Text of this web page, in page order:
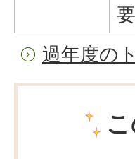
過年度の